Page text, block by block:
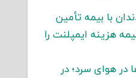
با بیمه تأمین
| آیا بیمه هزینه ایمپلنت را
در هوای سرد؛ در